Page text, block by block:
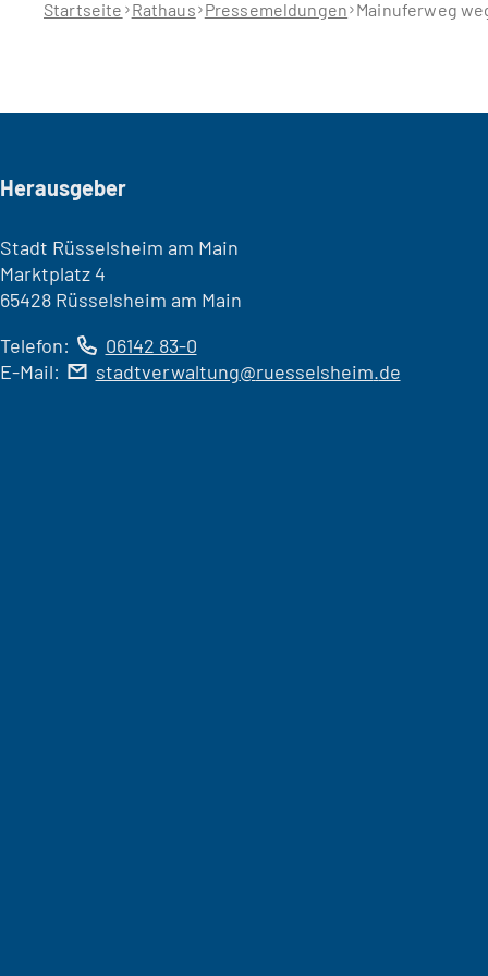
Startseite Rathaus Pressemeldungen Mainuferweg
Seitenfuß
Herausgeber
Stadt Rüsselsheim am Main
Marktplatz 4
65428 Rüsselsheim am Main
Telefon:
06142 83-0
E-Mail:
stadtverwaltung ruesselsheim de